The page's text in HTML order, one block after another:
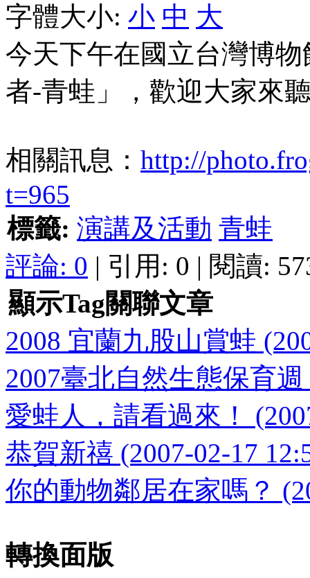
字體大小: 小 中 大
今天下午在國立台灣博
者-青蛙」，歡迎大家來
相關訊息： http://
t=965
標籤: 演講及活動 青蛙
評論: 0 | 引用: 0 | 閱讀:
顯示Tag關聯文章
2008 宜蘭九股山賞蛙
2007臺北自然生態保育週
愛蛙人，請看過來！
恭賀新禧 (2007-02-17
你的動物鄰居在家嗎？
轉換面版